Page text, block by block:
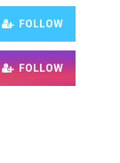
FOLLOW
FOLLOW